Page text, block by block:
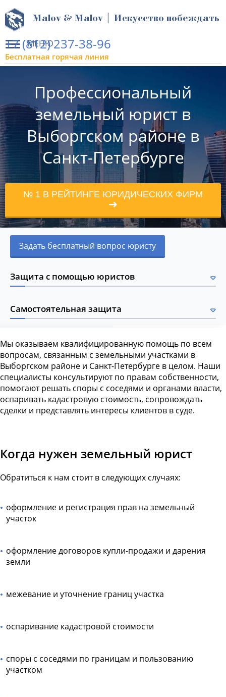
МЕНЮ
Malov & Malov | Искусство побеждать
+7 (812) 237-38-96
Бесплатная горячая линия
Профессиональный
земельный юрист в
Выборгском районе в
Санкт-Петербурге
№ 1 В РЕЙТИНГЕ ЮРИДИЧЕСКИХ ФИРМ
Задать бесплатный вопрос юристу
Защита с помощью юристов
Самостоятельная защита
Мы оказываем квалифицированную помощь по всем
вопросам, связанным с земельными участками в
Выборгском районе и Санкт-Петербурге в целом. Наши
специалисты консультируют по правам собственности,
помогают решать споры с соседями и органами власти,
оспаривать кадастровую стоимость, сопровождать
сделки и представлять интересы клиентов в суде.
Когда нужен земельный юрист
Обратиться к нам стоит в следующих случаях:
оформление и регистрация прав на земельный
участок
оформление договоров купли-продажи и дарения
земли
межевание и уточнение границ участка
оспаривание кадастровой стоимости
споры с соседями по границам и пользованию
участком